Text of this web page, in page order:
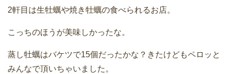
2軒目は生牡蠣や焼き牡蠣の食べられるお店。
こっちのほうが美味しかったな。
蒸し牡蠣はバケツで15個だったかな？きたけどもペロッと
みんなで頂いちゃいました。